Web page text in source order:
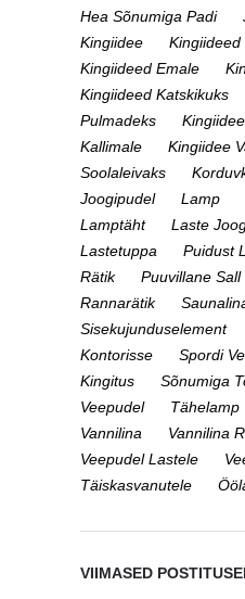
Hea Sõnumiga Padi
Kingiidee
Kingiideed Emale
Kingiideed Katskikuks
Pulmadeks
Kallimale
Kingiidee
Soolaleivaks
Joogipudel
Lamp
Lamptäht
Laste
Lastetuppa
Puidust
Rätik
Puuvillane Sall
Rannarätik
Sisekujunduselement
Kontorisse
Spordi
Kingitus
Sõnumiga
Veepudel
Tähelamp
Vannilina
Vannilina
Veepudel Lastele
Täiskasvanutele
VIIMASED